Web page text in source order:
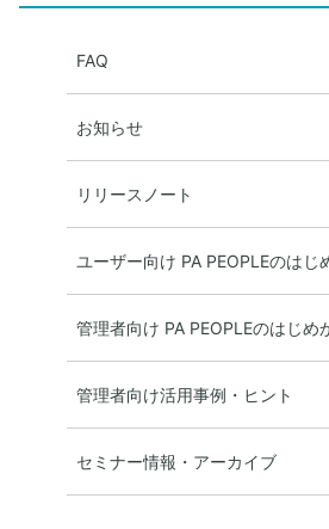
FAQ
お知らせ
リリースノート
ユーザー向け PA PEOPLEのはじ
管理者向け PA PEOPLEのはじめ
管理者向け活用事例・ヒント
セミナー情報・アーカイブ